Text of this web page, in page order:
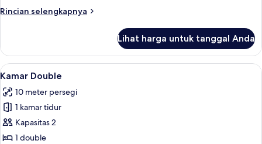
Rincian selengkapnya
Rincian
Kamar
Single
Lihat harga untuk tanggal Anda
Lihat
semua
foto
untuk
Kamar
Double
Kamar Double | Brankas, meja kerja,
10
Kamar Double
10 meter persegi
1 kamar tidur
Kapasitas 2
1 double